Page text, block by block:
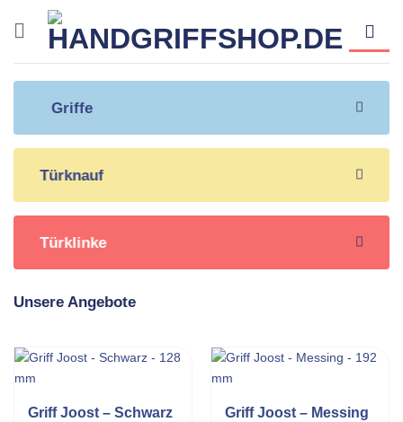
Griffe
Türknauf
Türklinke
Unsere Angebote
Griff Joost – Schwarz
Griff Joost – Messing